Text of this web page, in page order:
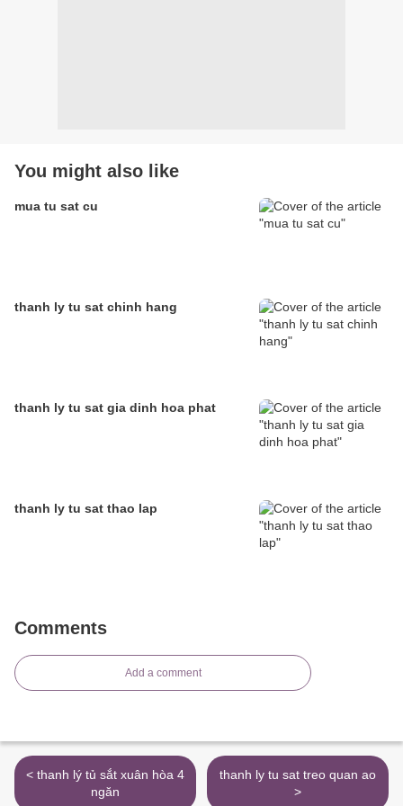
You might also like
mua tu sat cu
thanh ly tu sat chinh hang
thanh ly tu sat gia dinh hoa phat
thanh ly tu sat thao lap
Comments
Add a comment
< thanh lý tủ sắt xuân hòa 4
ngăn
thanh ly tu sat treo quan ao
>